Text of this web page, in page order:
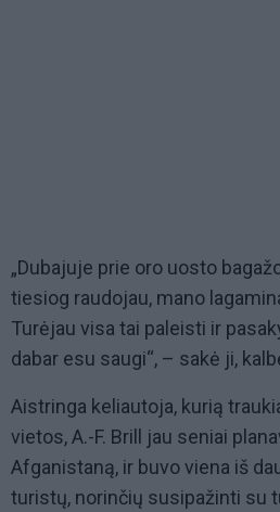
„Dubajuje prie oro uosto
tiesiog raudojau, mano
Turėjau visa tai paleisti ir
dabar esu saugi“, – sakė ji,
Aistringa keliautoja, kurią
vietos, A.-F. Brill jau seniai
Afganistaną, ir buvo viena iš
turistų, norinčių susipažinti su